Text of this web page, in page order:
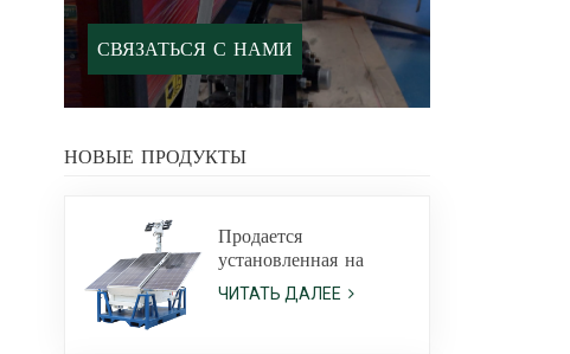
СВЯЗАТЬСЯ С НАМИ
НОВЫЕ ПРОДУКТЫ
Продается
установленная на
салазках солнечная
светодиодная
ЧИТАТЬ ДАЛЕЕ